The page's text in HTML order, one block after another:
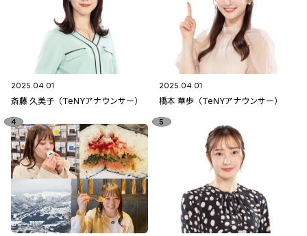
2025.04.01
斎藤 久美子（TeNYアナウンサー）
2025.04.01
橋本 華歩（TeNYアナウンサー）